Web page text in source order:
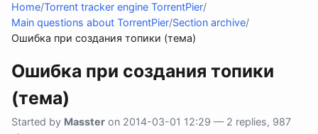
Home/Torrent tracker engine TorrentPier/
Main questions about TorrentPier/Section archive/
Ошибка при создания топики (тема)
Ошибка при создания топики
(тема)
Started by Masster on 2014-03-01 12:29 — 2 replies, 987